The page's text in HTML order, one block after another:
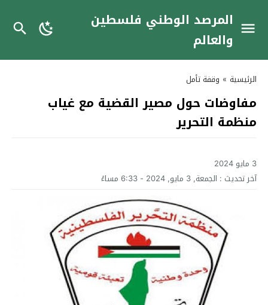
المرصد الوطني فلسطين
والعالم
الرئيسية » وقفة تأمل
مفاوضات حول مصير القضية مع غياب
منظمة التحرير
3 مايو 2024
آخر تحديث : الجمعة, 3 مايو, 2024 - 6:33 مساءً